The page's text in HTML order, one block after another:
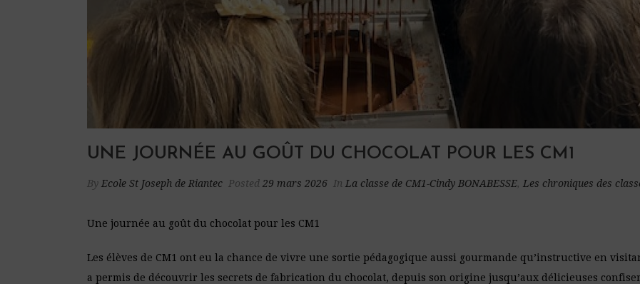
UNE JOURNÉE AU GOÛT DU CHOCOLAT POUR LES CM1
By Ecole St Joseph de Riantec Posted 29 mars 2026 In La classe de CM1-Cindy BONABESSE, Les chroniques des
Une journée au goût du chocolat pour les CM1
Les élèves de CM1 ont eu la chance de vivre une sortie pédagogique aussi gourmande qu’instructive en
a permis de découvrir les secrets de fabrication du chocolat, depuis son origine jusqu’aux délicieuses